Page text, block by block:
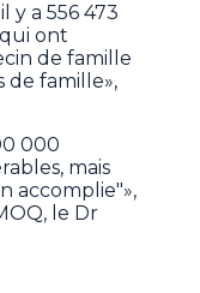
y a 556 473
ont
de famille
de famille»,
000
mais
accomplie"»,
le Dr